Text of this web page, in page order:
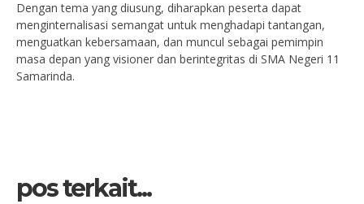
Dengan tema yang diusung, diharapkan peserta dapat
menginternalisasi semangat untuk menghadapi tantangan,
menguatkan kebersamaan, dan muncul sebagai pemimpin
masa depan yang visioner dan berintegritas di SMA Negeri 11
Samarinda.
pos terkait...